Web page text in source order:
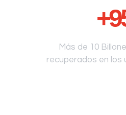
+
Más de 10
recuperados en los